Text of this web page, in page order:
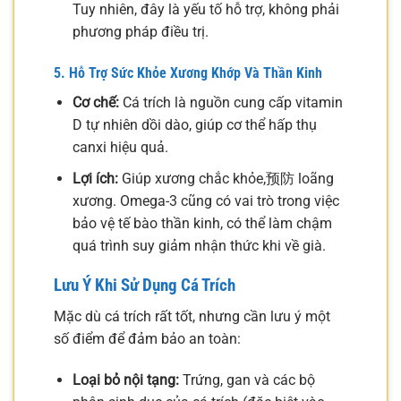
Tuy nhiên, đây là yếu tố hỗ trợ, không phải
phương pháp điều trị.
5. Hỗ Trợ Sức Khỏe Xương Khớp Và Thần Kinh
Cơ chế:Cá trích là nguồn cung cấp vitamin
D tự nhiên dồi dào, giúp cơ thể hấp thụ
canxi hiệu quả.
Lợi ích:Giúp xương chắc khỏe,预防 loãng
xương. Omega-3 cũng có vai trò trong việc
bảo vệ tế bào thần kinh, có thể làm chậm
quá trình suy giảm nhận thức khi về già.
Lưu Ý Khi Sử Dụng Cá Trích
Mặc dù cá trích rất tốt, nhưng cần lưu ý một
số điểm để đảm bảo an toàn:
Loại bỏ nội tạng:Trứng, gan và các bộ